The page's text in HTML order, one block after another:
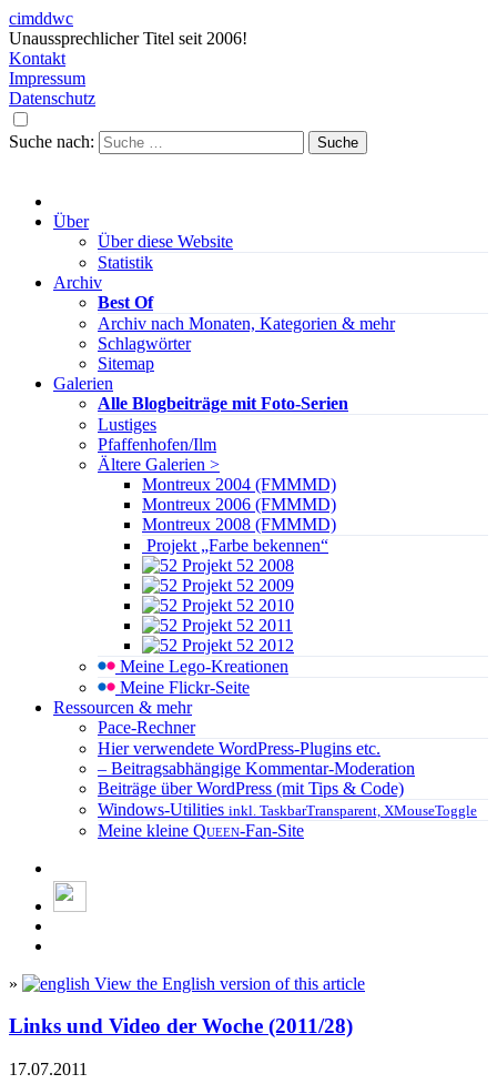
cimddwc
Unaussprechlicher Titel seit 2006!
Kontakt
Impressum
Datenschutz
Suche nach:
Über
Über diese Website
Statistik
Archiv
Best Of
Archiv nach Monaten, Kategorien & mehr
Schlagwörter
Sitemap
Galerien
Alle Blogbeiträge mit Foto-Serien
Lustiges
Pfaffenhofen/Ilm
Ältere Galerien >
Montreux 2004 (FMMMD)
Montreux 2006 (FMMMD)
Montreux 2008 (FMMMD)
Projekt „Farbe bekennen“
Projekt 52 2008
Projekt 52 2009
Projekt 52 2010
Projekt 52 2011
Projekt 52 2012
Meine Lego-Kreationen
Meine Flickr-Seite
Ressourcen & mehr
Pace-Rechner
Hier verwendete WordPress-Plugins etc.
– Beitragsabhängige Kommentar-Moderation
Beiträge über WordPress (mit Tips & Code)
Windows-Utilities inkl. TaskbarTransparent, XMouseToggle
Meine kleine Queen-Fan-Site
» View the English version of this article
Links und Video der Woche (2011/28)
17.07.2011